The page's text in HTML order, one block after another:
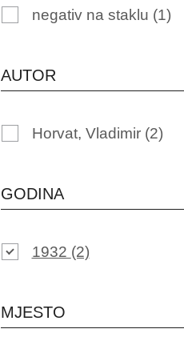
negativ na staklu (1)
AUTOR
Horvat, Vladimir (2)
GODINA
1932 (2)
MJESTO